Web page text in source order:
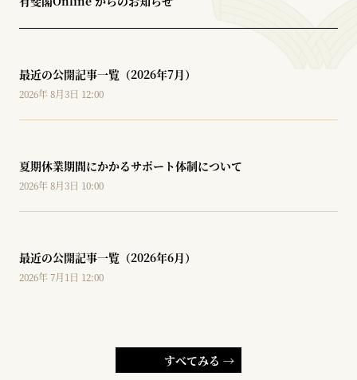
最近の公開記事一覧（2026年7月）
2026年 8月3日 12:00
夏期休業期間にかかるサポート体制について
2026年 8月3日 10:00
最近の公開記事一覧（2026年6月）
2026年 7月1日 12:00
すべてみる →